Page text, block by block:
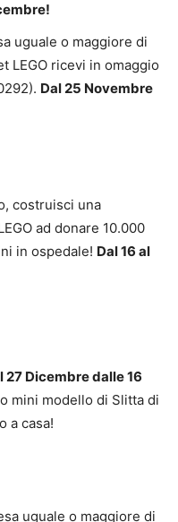
uguale o maggiore di
LEGO ricevi in omaggio
Dal 25 Novembre
costruisci una
ad donare 10.000
in ospedale! Dal 16 al
27 Dicembre dalle 16
mini modello di Slitta di
a casa!
uguale o maggiore di